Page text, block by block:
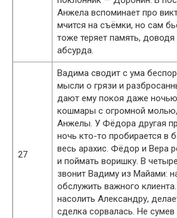
Анжела вспоминает про
мчится на съёмки, но сам
тоже теряет память,
абсурда.
27
Вадима сводит с ума
мысли о грязи и
дают ему покоя даже
кошмары с огромной
Анжелы. У Фёдора другая
ночь кто-то пробирается в
весь арахис. Фёдор и Вера
и поймать воришку. В
звонит Вадиму из Майами:
обслужить важного
насолить Александру,
сделка сорвалась. Не сумев